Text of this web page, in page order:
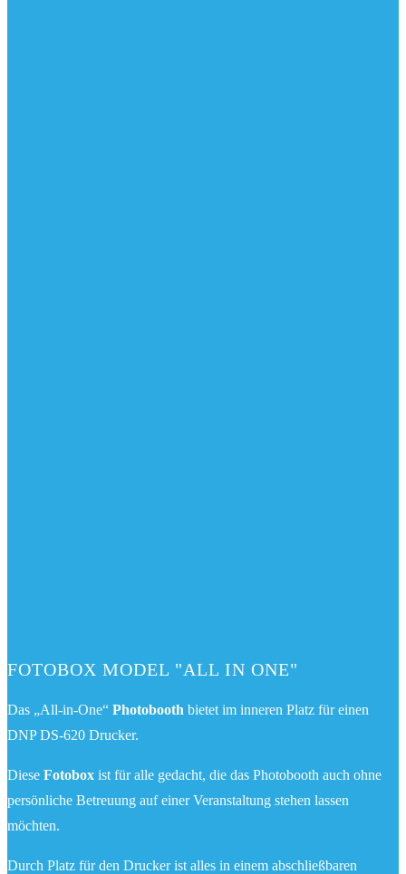
FOTOBOX MODEL "ALL IN ONE"
Das „All-in-One“ Photobooth bietet im inneren Platz für einen
DNP DS-620 Drucker.
Diese Fotobox ist für alle gedacht, die das Photobooth auch ohne
persönliche Betreuung auf einer Veranstaltung stehen lassen
möchten.
Durch Platz für den Drucker ist alles in einem abschließbaren